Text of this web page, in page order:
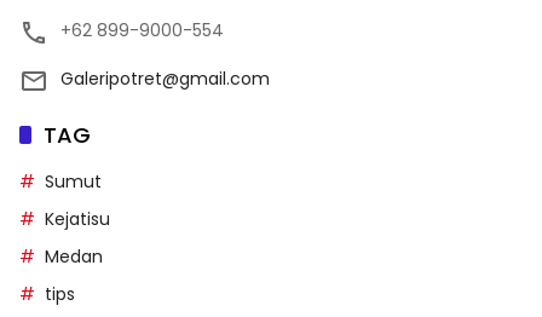
+62 899-9000-554
Galeripotret@gmail.com
TAG
Sumut
Kejatisu
Medan
tips